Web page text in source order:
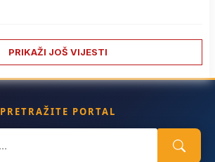
PRIKAŽI JOŠ VIJESTI
PRETRAŽITE PORTAL